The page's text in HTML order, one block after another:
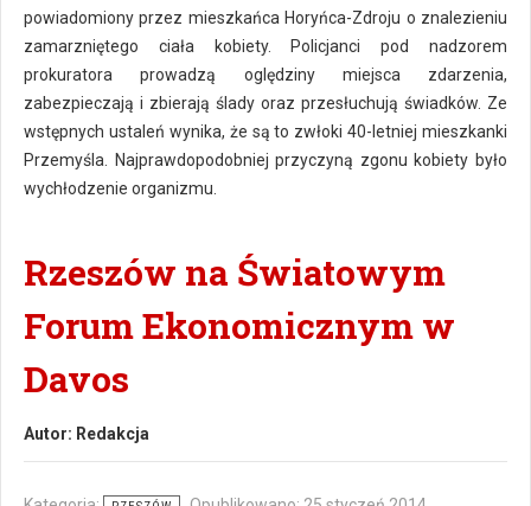
powiadomiony przez mieszkańca Horyńca-Zdroju o znalezieniu
zamarzniętego ciała kobiety. Policjanci pod nadzorem
prokuratora prowadzą oględziny miejsca zdarzenia,
zabezpieczają i zbierają ślady oraz przesłuchują świadków. Ze
wstępnych ustaleń wynika, że są to zwłoki 40-letniej mieszkanki
Przemyśla. Najprawdopodobniej przyczyną zgonu kobiety było
wychłodzenie organizmu.
Rzeszów na Światowym
Forum Ekonomicznym w
Davos
Autor: Redakcja